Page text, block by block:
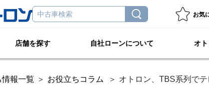
お気
店舗を探す 自社ローンについて オ
情報一覧 お役立ちコラム オトロン、TBS系列でテ